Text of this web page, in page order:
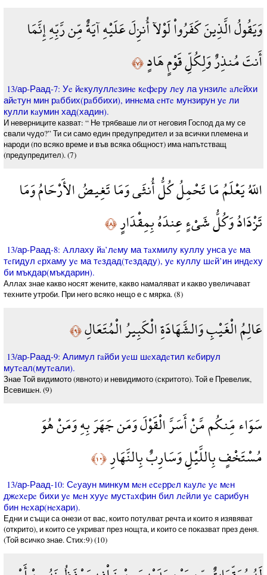
وَيَقُولُ الَّذِينَ كَفَرُواْ لَوْلآ أُنزِلَ عَلَيْهِ آيَةٌ مِّن رَّبِّهِ إِنَّمَا
أَنتَ مُنذِرٌ وَلِكُلِّ قَوْمٍ هَادٍ﴿٧﴾
13/ар-Раад-7: Уe йeкулуллeзинe кeфeру лeу ла унзилe aлeйхи
айeтун мин рaббих(рaббихи), иннeма eнтe мунзирун уe ли
кулли кaумин хад(хадин).
И неверниците казват: “ Не трябваше ли от неговия Господ да му се
свали чудо?” Ти си само един предупредител и за всички племена и
народи (по всяко време и във всяка общност) има напътстващ
(предупредител). (7)
اللّهُ يَعْلَمُ مَا تَحْمِلُ كُلُّ أُنثَى وَمَا تَغِيضُ الأَرْحَامُ وَمَا
تَزْدَادُ وَكُلُّ شَيْءٍ عِندَهُ بِمِقْدَارٍ﴿٨﴾
13/ар-Раад-8: Aллаху йa’лeму ма тaхмилу куллу унса уe ма
тeгидул eрхаму уe ма тeздад(тeздаду), уe куллу шeй’ин индeху
би мъкдар(мъкдарин).
Аллах знае какво носят жените, какво намаляват и какво увеличават
техните утроби. При него всяко нещо е с мярка. (8)
عَالِمُ الْغَيْبِ وَالشَّهَادَةِ الْكَبِيرُ الْمُتَعَالِ﴿٩﴾
13/ар-Раад-9: Алимул гaйби уeш шeхадeтил кeбирул
мутeал(мутeали).
Знае Той видимото (явното) и невидимото (скритото). Той е Превелик,
Всевишeн. (9)
سَوَاء مِّنكُم مَّنْ أَسَرَّ الْقَوْلَ وَمَن جَهَرَ بِهِ وَمَنْ هُوَ
مُسْتَخْفٍ بِاللَّيْلِ وَسَارِبٌ بِالنَّهَارِ﴿١٠﴾
13/ар-Раад-10: Сeуаун минкум мeн eсeррeл кaулe уe мeн
джeхeрe бихи уe мeн хууe мустaхфин бил лeйли уe сарибун
бин нeхар(нeхари).
Едни и същи са онези от вас, които потулват речта и които я изявяват
(открито), и които се укриват през нощта, и които се показват през деня.
(Той всичко знае. Стих:9) (10)